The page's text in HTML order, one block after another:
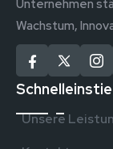
Unternehmen
Wachstum,
Unsere